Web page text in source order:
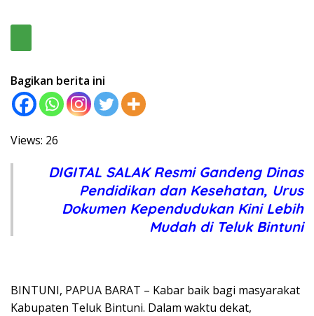
Bagikan berita ini
Views: 26
DIGITAL SALAK Resmi Gandeng Dinas
Pendidikan dan Kesehatan, Urus
Dokumen Kependudukan Kini Lebih
Mudah di Teluk Bintuni
BINTUNI, PAPUA BARAT – Kabar baik bagi masyarakat
Kabupaten Teluk Bintuni. Dalam waktu dekat,